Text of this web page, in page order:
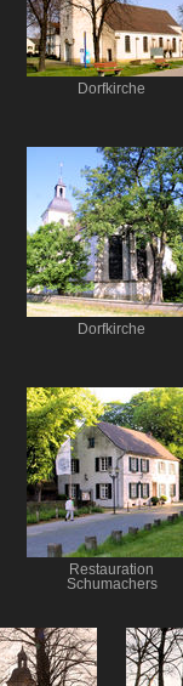
Dorfkirche
Dorfkirche
Restauration
Schumachers